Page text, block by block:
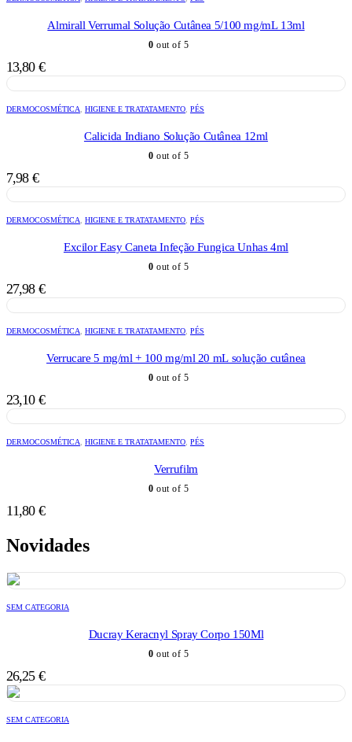
Almirall Verrumal Solução Cutânea 5/100 mg/mL 13ml
0 out of 5
13,80 €
DERMOCOSMÉTICA HIGIENE E TRATATAMENTO PÉS
Calicida Indiano Solução Cutânea 12ml
0 out of 5
7,98 €
DERMOCOSMÉTICA HIGIENE E TRATATAMENTO PÉS
Excilor Easy Caneta Infeção Fungica Unhas 4ml
0 out of 5
27,98 €
DERMOCOSMÉTICA HIGIENE E TRATATAMENTO PÉS
Verrucare 5 mg/ml + 100 mg/ml 20 mL solução cutânea
0 out of 5
23,10 €
DERMOCOSMÉTICA HIGIENE E TRATATAMENTO PÉS
Verrufilm
0 out of 5
11,80 €
Novidades
SEM CATEGORIA
Ducray Keracnyl Spray Corpo 150Ml
0 out of 5
26,25 €
SEM CATEGORIA